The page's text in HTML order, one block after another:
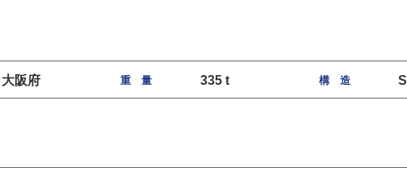
大阪府 重 量 335 t 構 造